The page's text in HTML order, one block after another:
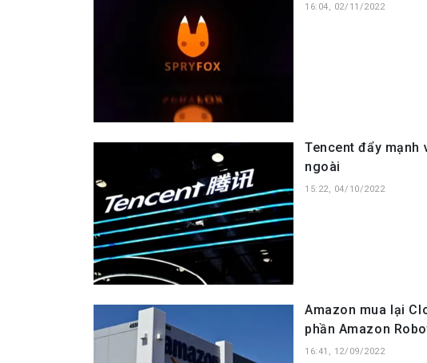
16:04, 02/11/2022
Tencent đẩy
ngoài
15:22, 04/10/2022
Amazon mua lại
phần Amazon
16:41, 12/09/2022